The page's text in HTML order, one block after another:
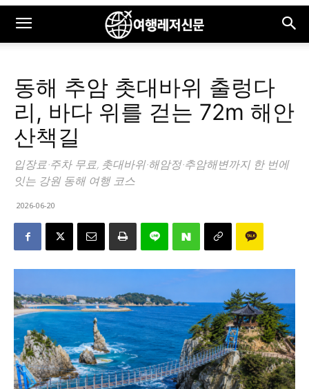
동해 추암 촛대바위 출렁다
리, 바다 위를 걷는 72m 해안
산책길
입장료·주차 무료, 촛대바위·해암정·추암해변까지 한 번에
잇는 강원 동해 여행 코스
2026-06-20